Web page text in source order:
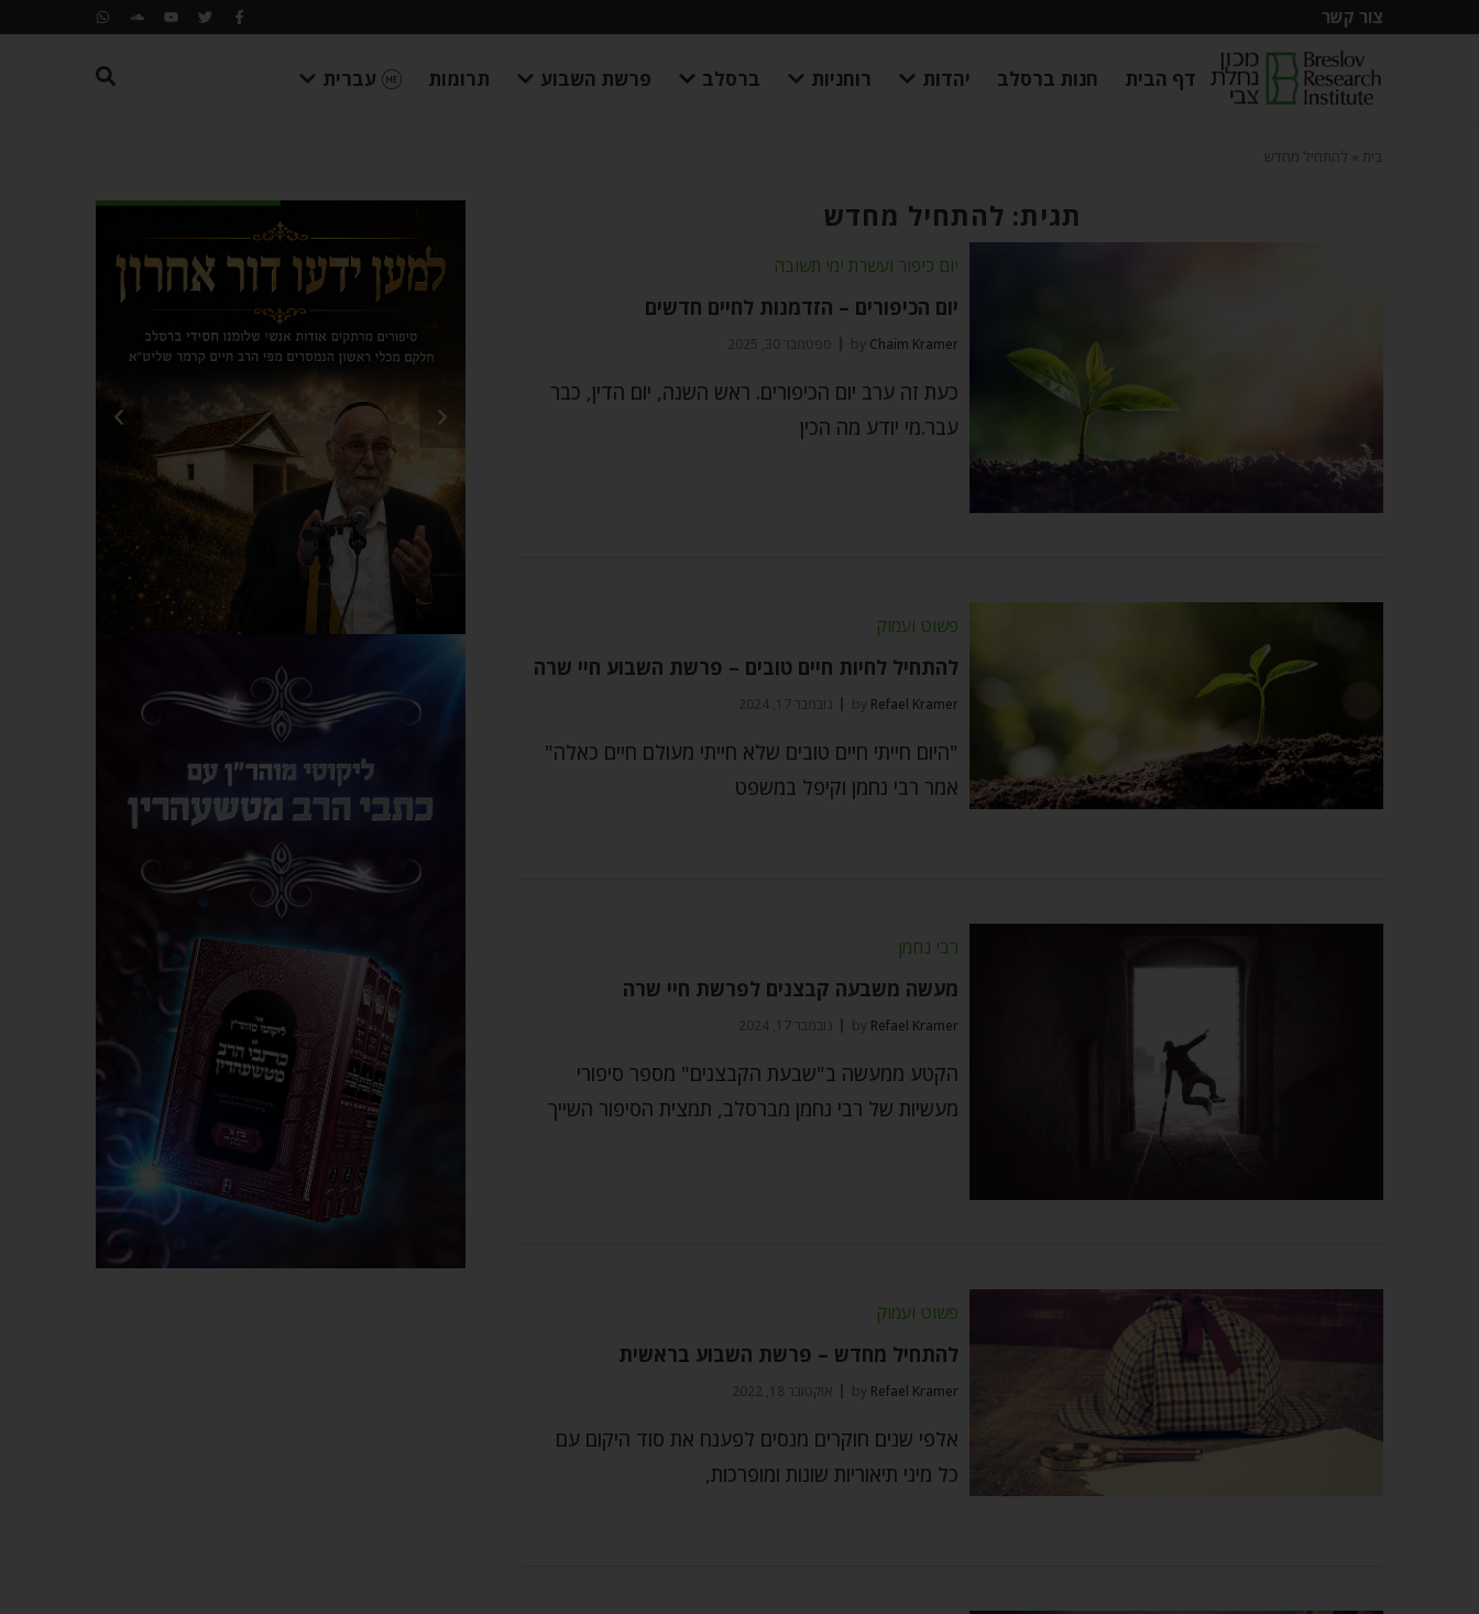
צור קשר
דף הבית חנות ברסלב יהדות רוחניות ברסלב פרשת השבוע תרומות עברית
בית להתחיל מחדש
תגית: להתחיל מחדש
יום כיפור ועשרת ימי תשובה
יום הכיפורים – הזדמנות לחיים חדשים
by Chaim Kramer ספטמבר 30, 2025
כעת זה ערב יום הכיפורים. ראש השנה, יום הדין, כבר
עבר.מי יודע מה הכין
פשוט ועמוק
להתחיל לחיות חיים טובים – פרשת השבוע חיי שרה
by Refael Kramer נובמבר 17, 2024
"היום חייתי חיים טובים שלא חייתי מעולם חיים כאלה"
אמר רבי נחמן וקיפל במשפט
רבי נחמן
מעשה משבעה קבצנים לפרשת חיי שרה
by Refael Kramer נובמבר 17, 2024
הקטע ממעשה ב"שבעת הקבצנים" מספר סיפורי
מעשיות של רבי נחמן מברסלב, תמצית הסיפור השייך
פשוט ועמוק
להתחיל מחדש – פרשת השבוע בראשית
by Refael Kramer אוקטובר 18, 2022
אלפי שנים חוקרים מנסים לפענח את סוד היקום עם
כל מיני תיאוריות שונות ומופרכות,